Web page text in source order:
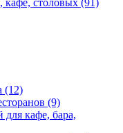
кафе, столовых (91)
(12)
(9)
для кафе, бара,